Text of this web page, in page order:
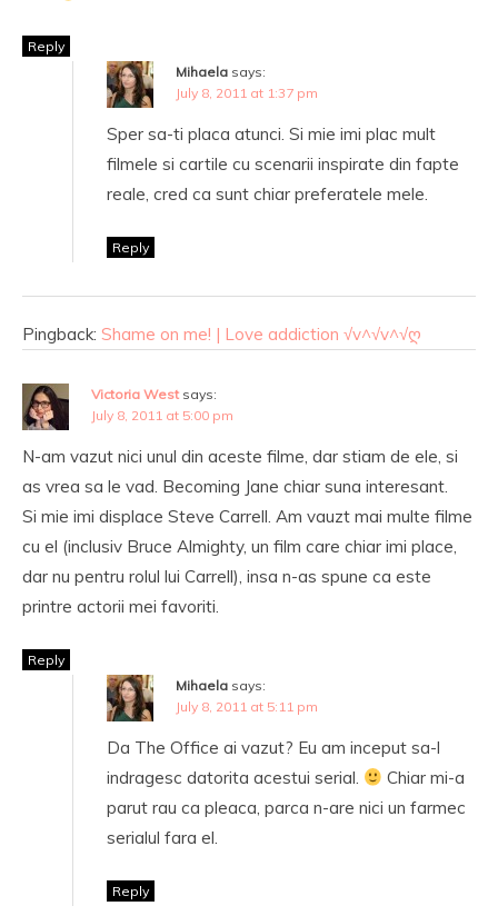
Reply
Mihaela says:
July 8, 2011 at 1:37 pm
Sper sa-ti placa atunci. Si mie imi plac mult
filmele si cartile cu scenarii inspirate din fapte
reale, cred ca sunt chiar preferatele mele.
Reply
Pingback: Shame on me! | Love addiction √v^√v^√ღ
Victoria West says:
July 8, 2011 at 5:00 pm
N-am vazut nici unul din aceste filme, dar stiam de ele, si
as vrea sa le vad. Becoming Jane chiar suna interesant.
Si mie imi displace Steve Carrell. Am vauzt mai multe filme
cu el (inclusiv Bruce Almighty, un film care chiar imi place,
dar nu pentru rolul lui Carrell), insa n-as spune ca este
printre actorii mei favoriti.
Reply
Mihaela says:
July 8, 2011 at 5:11 pm
Da The Office ai vazut? Eu am inceput sa-l
indragesc datorita acestui serial.
Chiar mi-a
parut rau ca pleaca, parca n-are nici un farmec
serialul fara el.
Reply